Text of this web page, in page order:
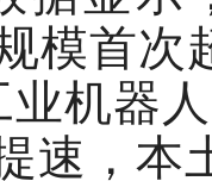
模首
机器
速，本